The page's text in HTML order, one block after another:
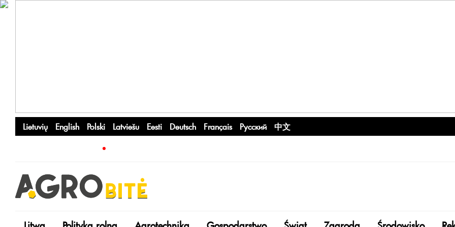
Lietuvių English Polski Latviešu Eesti Deutsch Français Русский 中文